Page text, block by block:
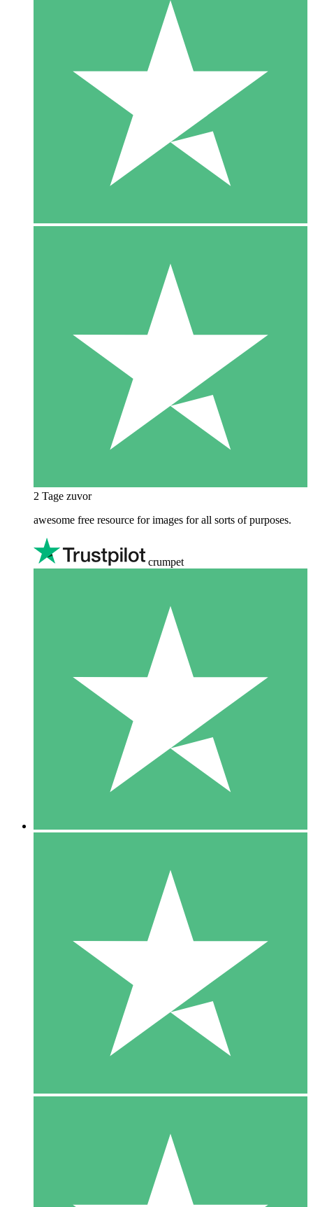
2 Tage zuvor
awesome free resource for images for all sorts of purposes.
crumpet